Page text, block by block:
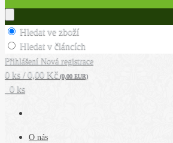
Hledat ve zboží
Hledat v článcích
Přihlášení Nová registrace
0 ks / 0,00 Kč (0,00 EUR)
0 ks
O nás